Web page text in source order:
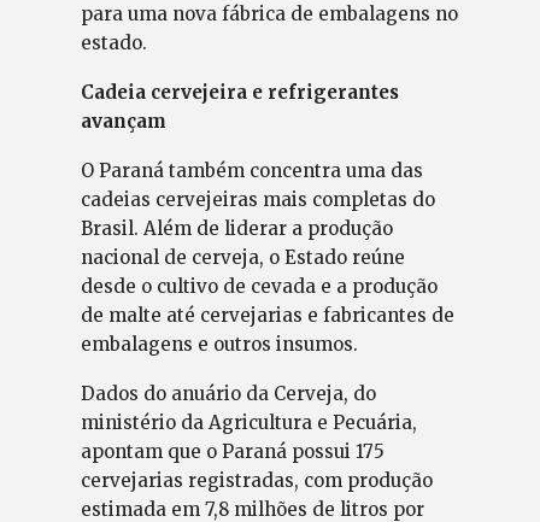
para uma nova fábrica de embalagens no
estado.
Cadeia cervejeira e refrigerantes
avançam
O Paraná também concentra uma das
cadeias cervejeiras mais completas do
Brasil. Além de liderar a produção
nacional de cerveja, o Estado reúne
desde o cultivo de cevada e a produção
de malte até cervejarias e fabricantes de
embalagens e outros insumos.
Dados do anuário da Cerveja, do
ministério da Agricultura e Pecuária,
apontam que o Paraná possui 175
cervejarias registradas, com produção
estimada em 7,8 milhões de litros por